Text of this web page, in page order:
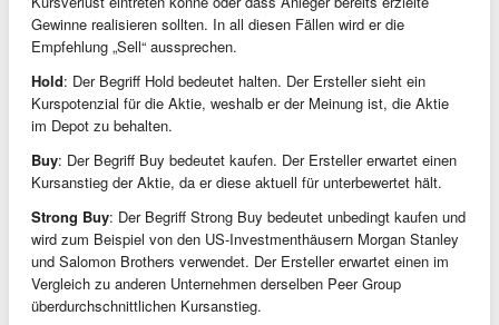
Gewinne realisieren sollten. In all diesen Fällen wird er die
Empfehlung „Sell“ aussprechen.
Hold: Der Begriff Hold bedeutet halten. Der Ersteller sieht ein
Kurspotenzial für die Aktie, weshalb er der Meinung ist, die Aktie
im Depot zu behalten.
Buy: Der Begriff Buy bedeutet kaufen. Der Ersteller erwartet einen
Kursanstieg der Aktie, da er diese aktuell für unterbewertet hält.
Strong Buy: Der Begriff Strong Buy bedeutet unbedingt kaufen und
wird zum Beispiel von den US-Investmenthäusern Morgan Stanley
und Salomon Brothers verwendet. Der Ersteller erwartet einen im
Vergleich zu anderen Unternehmen derselben Peer Group
überdurchschnittlichen Kursanstieg.